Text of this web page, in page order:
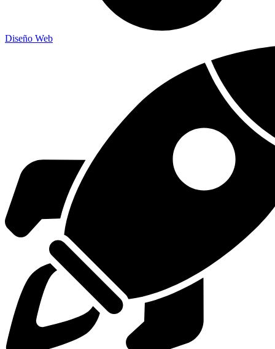
Diseño Web